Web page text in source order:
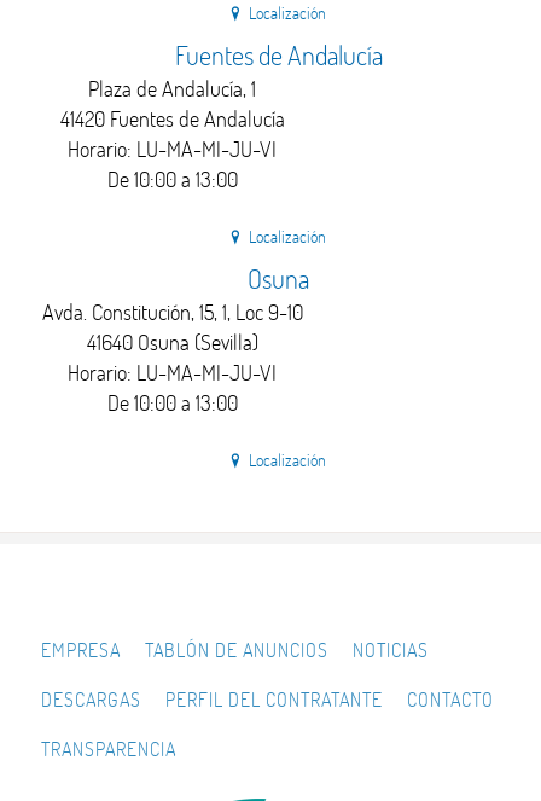
Localización
Fuentes de Andalucía
Plaza de Andalucía, 1
41420 Fuentes de Andalucía
Horario: LU-MA-MI-JU-VI
De 10:00 a 13:00
Localización
Osuna
Avda. Constitución, 15, 1, Loc 9-10
41640 Osuna (Sevilla)
Horario: LU-MA-MI-JU-VI
De 10:00 a 13:00
Localización
EMPRESA TABLÓN DE ANUNCIOS NOTICIAS
DESCARGAS PERFIL DEL CONTRATANTE CONTACTO
TRANSPARENCIA